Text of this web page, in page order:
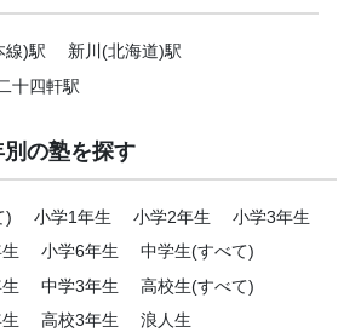
線)駅
新川(北海道)駅
十四軒駅
の塾を探す
) 小学1年生 小学2年生
小学3年生
小学6年生
中学生(すべて)
中学3年生
高校生(すべて)
高校3年生 浪人生